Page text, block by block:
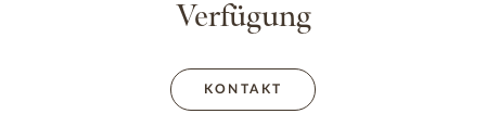
Verfügung
KONTAKT